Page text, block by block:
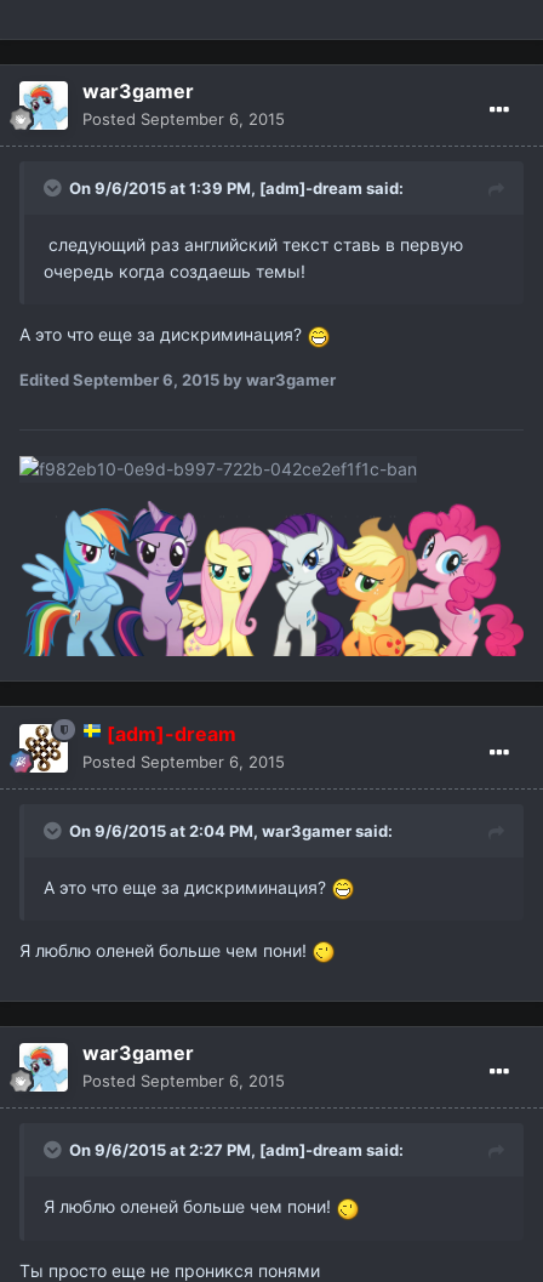
war3gamer
Posted September 6, 2015
On 9/6/2015 at 1:39 PM, [adm]-dream said:
следующий раз английский текст ставь в первую
очередь когда создаешь темы!
А это что еще за дискриминация?
EditedSeptember 6, 2015 by war3gamer
[adm]-dream
Posted September 6, 2015
On 9/6/2015 at 2:04 PM, war3gamersaid:
А это что еще за дискриминация?
Я люблю оленей больше чем пони!
war3gamer
Posted September 6, 2015
On 9/6/2015 at 2:27 PM, [adm]-dream said:
Я люблю оленей больше чем пони!
Ты просто еще не проникся понями